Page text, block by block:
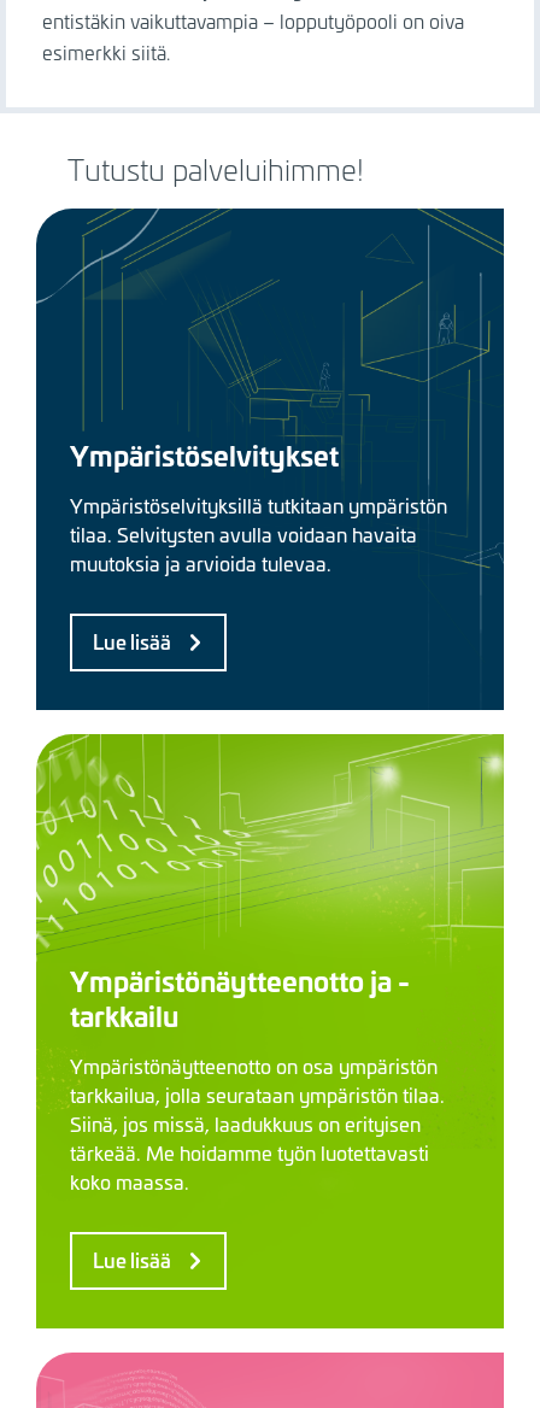
entistäkin vaikuttavampia – lopputyöpooli on oiva
esimerkki siitä.
Tutustu palveluihimme!
Ympäristöselvitykset
Ympäristöselvityksillä tutkitaan ympäristön
tilaa. Selvitysten avulla voidaan havaita
muutoksia ja arvioida tulevaa.
Lue lisää
Ympäristönäytteenotto ja -
tarkkailu
Ympäristönäytteenotto on osa ympäristön
tarkkailua, jolla seurataan ympäristön tilaa.
Siinä, jos missä, laadukkuus on erityisen
tärkeää. Me hoidamme työn luotettavasti
koko maassa.
Lue lisää